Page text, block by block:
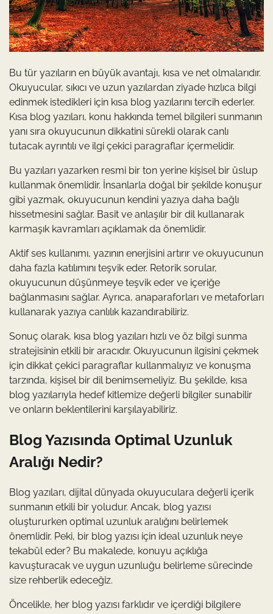
Bu tür yazıların en büyük avantajı, kısa ve net olmalarıdır.
Okuyucular, sıkıcı ve uzun yazılardan ziyade hızlıca bilgi
edinmek istedikleri için kısa blog yazılarını tercih ederler.
Kısa blog yazıları, konu hakkında temel bilgileri sunmanın
yanı sıra okuyucunun dikkatini sürekli olarak canlı
tutacak ayrıntılı ve ilgi çekici paragraflar içermelidir.
Bu yazıları yazarken resmi bir ton yerine kişisel bir üslup
kullanmak önemlidir. İnsanlarla doğal bir şekilde konuşur
gibi yazmak, okuyucunun kendini yazıya daha bağlı
hissetmesini sağlar. Basit ve anlaşılır bir dil kullanarak
karmaşık kavramları açıklamak da önemlidir.
Aktif ses kullanımı, yazının enerjisini artırır ve okuyucunun
daha fazla katılımını teşvik eder. Retorik sorular,
okuyucunun düşünmeye teşvik eder ve içeriğe
bağlanmasını sağlar. Ayrıca, anaparaforları ve metaforları
kullanarak yazıya canlılık kazandırabiliriz.
Sonuç olarak, kısa blog yazıları hızlı ve öz bilgi sunma
stratejisinin etkili bir aracıdır. Okuyucunun ilgisini çekmek
için dikkat çekici paragraflar kullanmalıyız ve konuşma
tarzında, kişisel bir dil benimsemeliyiz. Bu şekilde, kısa
blog yazılarıyla hedef kitlemize değerli bilgiler sunabilir
ve onların beklentilerini karşılayabiliriz.
Blog Yazısında Optimal Uzunluk
Aralığı Nedir?
Blog yazıları, dijital dünyada okuyuculara değerli içerik
sunmanın etkili bir yoludur. Ancak, blog yazısı
oluştururken optimal uzunluk aralığını belirlemek
önemlidir. Peki, bir blog yazısı için ideal uzunluk neye
tekabül eder? Bu makalede, konuyu açıklığa
kavuşturacak ve uygun uzunluğu belirleme sürecinde
size rehberlik edeceğiz.
Öncelikle, her blog yazısı farklıdır ve içerdiği bilgilere